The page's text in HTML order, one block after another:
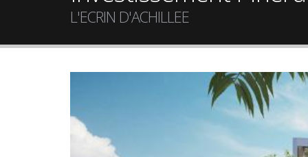
L'ECRIN D'ACHILLEE
Je